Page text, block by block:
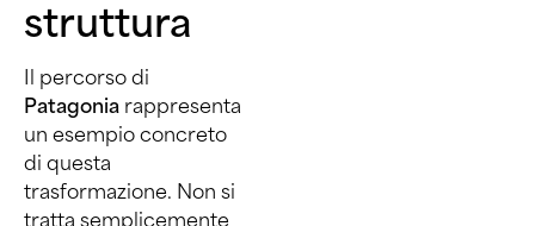
struttura
Il percorso di
Patagoniarappresenta
un esempio concreto
di questa
trasformazione. Non si
tratta semplicemente